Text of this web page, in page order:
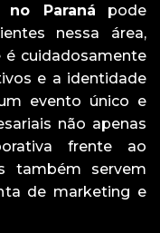
no Paraná pode
nessa área,
é cuidadosamente
e a identidade
evento único e
não apenas
frente ao
também servem
de marketing e